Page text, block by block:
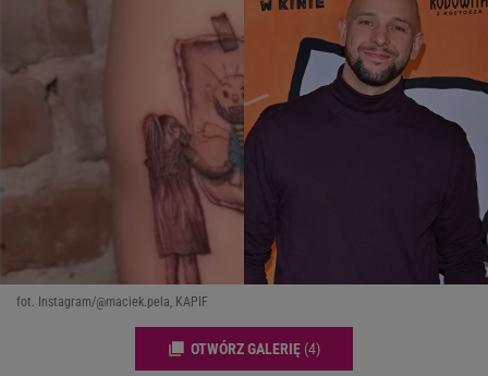
fot. Instagram/@maciek.pela, KAPIF
OTWÓRZ GALERIĘ (4)